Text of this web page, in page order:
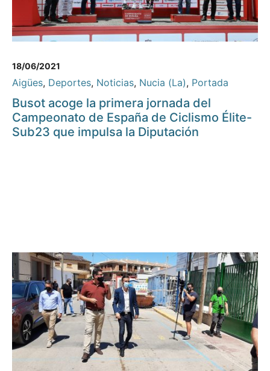
18/06/2021
Aigües, Deportes, Noticias, Nucia (La), Portada
Busot acoge la primera jornada del
Campeonato de España de Ciclismo Élite-
Sub23 que impulsa la Diputación